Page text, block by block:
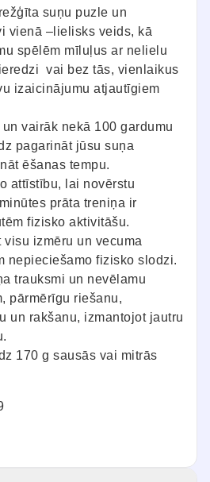
suņu puzle un
vienā –lielisks veids, kā
spēlēm mīluļus ar nelielu
vai bez tās, vienlaikus
izaicinājumu atjautīgiem
vairāk nekā 100 gardumu
pagarināt jūsu suņa
ēšanas tempu.
attīstību, lai novērstu
prāta treniņa ir
fizisko aktivitāšu.
izmēru un vecuma
nepieciešamo fizisko slodzi.
trauksmi un nevēlamu
pārmērīgu riešanu,
un rakšanu, izmantojot jautru
170 g sausās vai mitrās